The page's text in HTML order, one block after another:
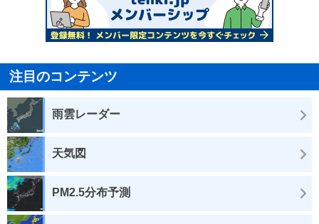
注目のコンテンツ
雨雲レーダー
天気図
PM2.5分布予測